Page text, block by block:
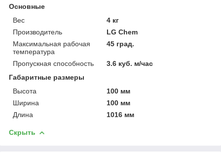
Основные
Вес
4 кг
Производитель
LG Chem
Максимальная рабочая
температура
45 град.
Пропускная способность
3.6 куб. м/час
Габаритные размеры
Высота
100 мм
Ширина
100 мм
Длина
1016 мм
Скрыть